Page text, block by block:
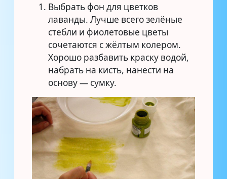
Выбрать фон для цветков
лаванды. Лучше всего зелёные
стебли и фиолетовые цветы
сочетаются с жёлтым колером.
Хорошо разбавить краску водой,
набрать на кисть, нанести на
основу — сумку.